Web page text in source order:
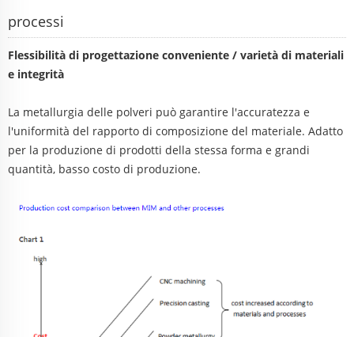
processi
Flessibilità di progettazione conveniente / varietà di materiali
e integrità
La metallurgia delle polveri può garantire l'accuratezza e
l'uniformità del rapporto di composizione del materiale. Adatto
per la produzione di prodotti della stessa forma e grandi
quantità, basso costo di produzione.